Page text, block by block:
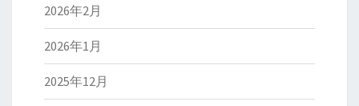
2026年2月
2026年1月
2025年12月